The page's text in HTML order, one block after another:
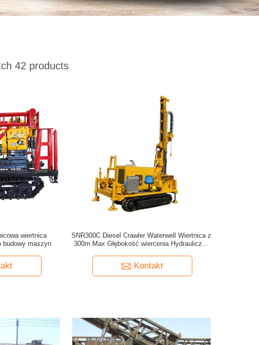
42 products
wiertnica
budowy maszyn
SNR300C Diesel Crawler Waterwell Wiertnica z
300m Max Głębokość wiercenia Hydrauliczna
Kontakt